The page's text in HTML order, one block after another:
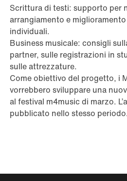
Scrittura di testi: supporto per
arrangiamento e
individuali.
Business musicale: consigli
partner, sulle registrazioni in
sulle attrezzature.
Come obiettivo del progetto, i
vorrebbero sviluppare una
al festival m4music di marzo.
pubblicato nello stesso